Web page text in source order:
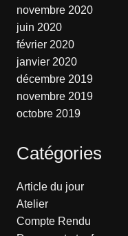
novembre 2020
juin 2020
février 2020
janvier 2020
décembre 2019
novembre 2019
octobre 2019
Catégories
Article du jour
Atelier
Compte Rendu